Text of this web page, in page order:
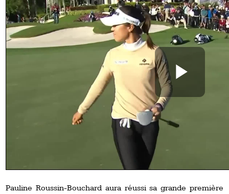
Pauline Roussin-Bouchard aura réussi sa grande première